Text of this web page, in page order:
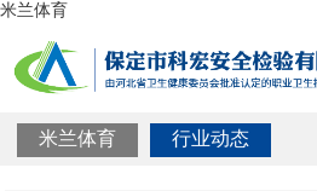
米兰体育
米兰体育 行业动态